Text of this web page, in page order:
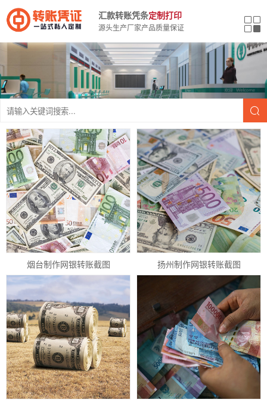
汇款转账凭条定制打印
源头生产厂家产品质量保证
烟台制作网银转账截图 扬州制作网银转账截图